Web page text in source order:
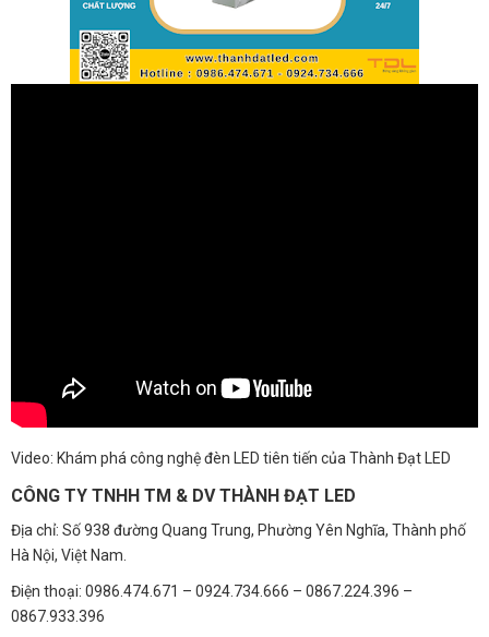
Video: Khám phá công nghệ đèn LED tiên tiến của Thành Đạt LED
CÔNG TY TNHH TM & DV THÀNH ĐẠT LED
Địa chỉ: Số 938 đường Quang Trung, Phường Yên Nghĩa, Thành phố
Hà Nội, Việt Nam.
Điện thoại: 0986.474.671 – 0924.734.666 – 0867.224.396 –
0867.933.396